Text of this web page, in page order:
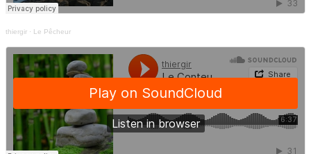
thiergir · Le Pêcheur